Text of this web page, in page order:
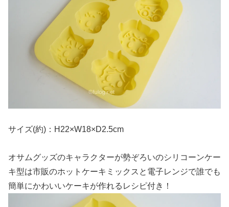
サイズ(約)：H22×W18×D2.5cm
オサムグッズのキャラクターが勢ぞろいのシリコーンケー
キ型は市販のホットケーキミックスと電子レンジで誰でも
簡単にかわいいケーキが作れるレシピ付き！